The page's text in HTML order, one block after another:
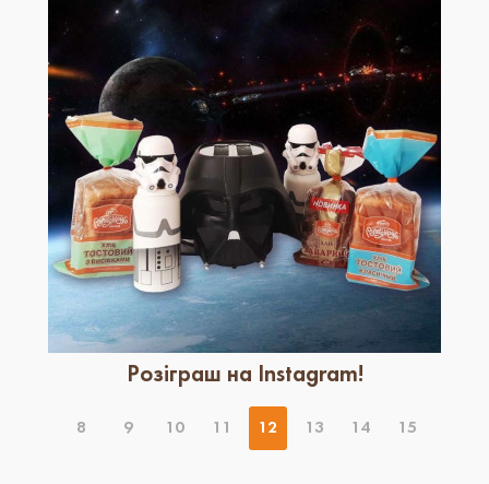
Розіграш на Instagram!
8 9 10 11 12 13 14 15